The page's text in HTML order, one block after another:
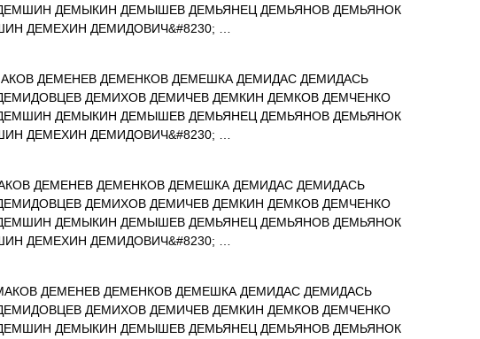
ДЕМЫКИН ДЕМЫШЕВ ДЕМЬЯНЕЦ ДЕМЬЯНОВ ДЕМЬЯНОК
ДЕМЕХИН ДЕМИДОВИЧ&#8230; …
ДЕМЕНЕВ ДЕМЕНКОВ ДЕМЕШКА ДЕМИДАС ДЕМИДАСЬ
ДЕМИХОВ ДЕМИЧЕВ ДЕМКИН ДЕМКОВ ДЕМЧЕНКО
ДЕМЫКИН ДЕМЫШЕВ ДЕМЬЯНЕЦ ДЕМЬЯНОВ ДЕМЬЯНОК
ДЕМЕХИН ДЕМИДОВИЧ&#8230; …
ДЕМЕНЕВ ДЕМЕНКОВ ДЕМЕШКА ДЕМИДАС ДЕМИДАСЬ
ДЕМИХОВ ДЕМИЧЕВ ДЕМКИН ДЕМКОВ ДЕМЧЕНКО
ДЕМЫКИН ДЕМЫШЕВ ДЕМЬЯНЕЦ ДЕМЬЯНОВ ДЕМЬЯНОК
ДЕМЕХИН ДЕМИДОВИЧ&#8230; …
ДЕМЕНЕВ ДЕМЕНКОВ ДЕМЕШКА ДЕМИДАС ДЕМИДАСЬ
ДЕМИХОВ ДЕМИЧЕВ ДЕМКИН ДЕМКОВ ДЕМЧЕНКО
ДЕМЫКИН ДЕМЫШЕВ ДЕМЬЯНЕЦ ДЕМЬЯНОВ ДЕМЬЯНОК